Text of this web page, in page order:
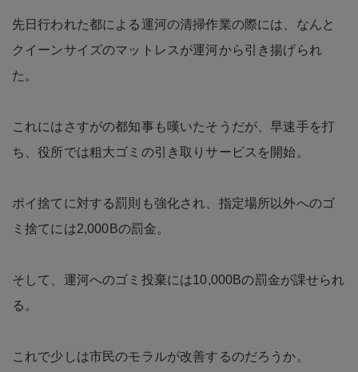
先日行われた都による運河の清掃作業の際には、なんと
クイーンサイズのマットレスが運河から引き揚げられ
た。
これにはさすがの都知事も嘆いたそうだが、早速手を打
ち、役所では粗大ゴミの引き取りサービスを開始。
ポイ捨てに対する罰則も強化され、指定場所以外へのゴ
ミ捨てには2,000Bの罰金。
そして、運河へのゴミ投棄には10,000Bの罰金が課せられ
る。
これで少しは市民のモラルが改善するのだろうか。